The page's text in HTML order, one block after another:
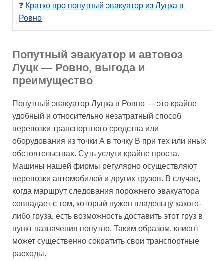
❓ Кратко про попутный эвакуатор из Луцка в
Ровно
Попутный эвакуатор и автовоз
Луцк — Ровно, выгода и
преимущество
Попутный эвакуатор Луцка в Ровно — это крайне
удобный и относительно незатратный способ
перевозки транспортного средства или
оборудования из точки А в точку В при тех или иных
обстоятельствах. Суть услуги крайне проста.
Машины нашей фирмы регулярно осуществляют
перевозки автомобилей и других грузов. В случае,
когда маршрут следования порожнего эвакуатора
совпадает с тем, который нужен владельцу какого-
либо груза, есть возможность доставить этот груз в
пункт назначения попутно. Таким образом, клиент
может существенно сократить свои транспортные
расходы.